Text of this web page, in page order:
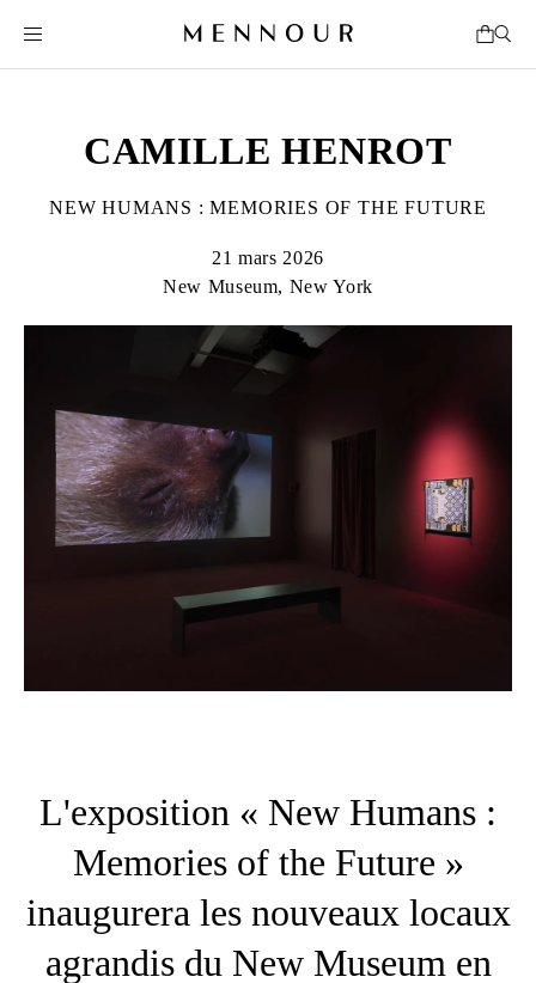
CAMILLE HENROT
NEW HUMANS : MEMORIES OF THE FUTURE
21 mars 2026
New Museum, New York
L'exposition « New Humans :
Memories of the Future »
inaugurera les nouveaux locaux
agrandis du New Museum en